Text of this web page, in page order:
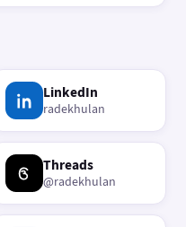
LinkedIn
radekhulan
Threads
@radekhulan